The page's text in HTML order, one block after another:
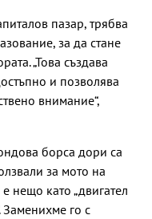
пазар, трябва
за да стане
„Това създава
и позволява
внимание“,
борса дори са
за мото на
нещо като „двигател
го с